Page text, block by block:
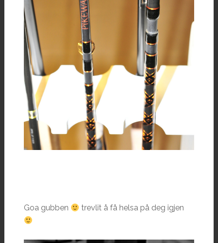
Goa gubben trevlit å få helsa på deg igjen